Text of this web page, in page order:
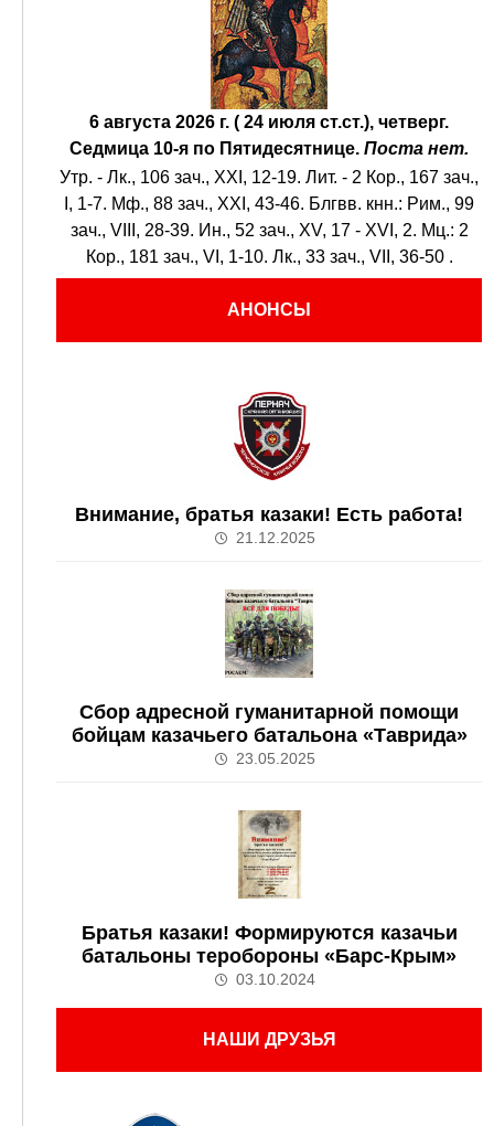
6 августа 2026 г. ( 24 июля ст.ст.), четверг.
Седмица 10-я по Пятидесятнице. Поста нет.
Утр. - Лк., 106 зач., XXI, 12-19. Лит. - 2 Кор., 167 зач.,
I, 1-7. Мф., 88 зач., XXI, 43-46. Блгвв. кнн.: Рим., 99
зач., VIII, 28-39. Ин., 52 зач., XV, 17 - XVI, 2. Мц.: 2
Кор., 181 зач., VI, 1-10. Лк., 33 зач., VII, 36-50 .
АНОНСЫ
Внимание, братья казаки! Есть работа!
21.12.2025
Сбор адресной гуманитарной помощи
бойцам казачьего батальона «Таврида»
23.05.2025
Братья казаки! Формируются казачьи
батальоны теробороны «Барс-Крым»
03.10.2024
НАШИ ДРУЗЬЯ